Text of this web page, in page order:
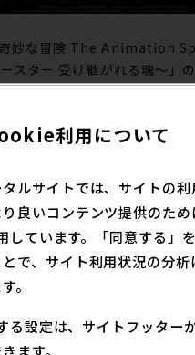
奇妙な冒険 The Animation
スター 受け継がれる魂～」
にて「ジョジョの奇妙な冒
たしました！！
ョンシリーズのOP通常版・
！2021年1月1日（金）0:00
是非ご覧ください！！
利用について
ルサイトでは、サイトの
良いコンテンツ提供のため
しています。「同意する」
で、サイト利用状況の分析
。
る設定は、サイトフッター
ます。